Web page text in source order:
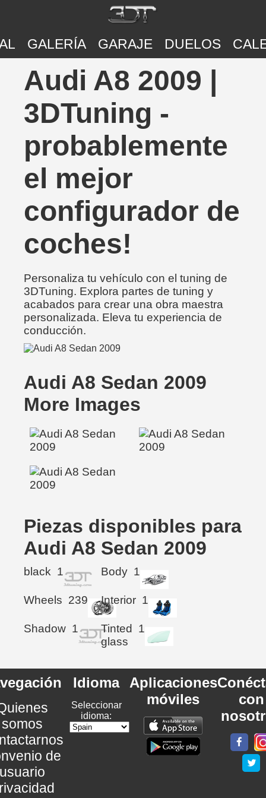
GALERÍA GARAJE DUELOS
Audi A8 2009 |
3DTuning -
probablemente
el mejor
configurador de
coches!
Personaliza tu vehículo con el tuning de
3DTuning. Explora partes de tuning y
acabados para crear una obra maestra
personalizada. Eleva tu experiencia de
conducción.
Audi A8 Sedan 2009
More Images
Piezas disponibles para
Audi A8 Sedan 2009
black 1 Body 1
Wheels 239 Interior 1
Shadow 1
Tinted
glass
1
somos
de
Idioma
Seleccionar
idioma:
Aplicaciones
móviles
con